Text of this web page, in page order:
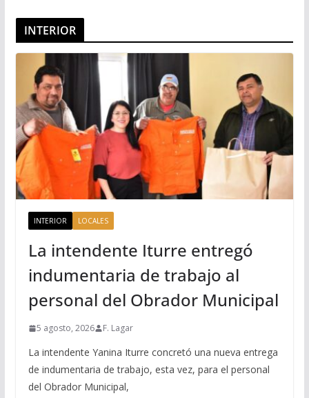
INTERIOR
INTERIOR LOCALES
La intendente Iturre entregó
indumentaria de trabajo al
personal del Obrador Municipal
5 agosto, 2026 F. Lagar
La intendente Yanina Iturre concretó una nueva entrega
de indumentaria de trabajo, esta vez, para el personal
del Obrador Municipal,